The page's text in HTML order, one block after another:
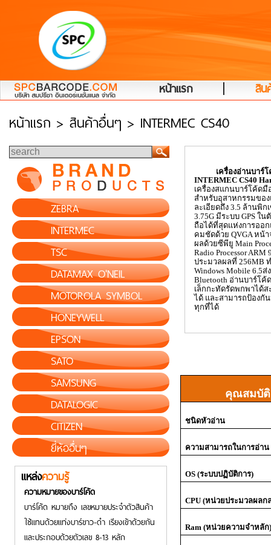
หน้าแรก | สิน
หน้าแรก > สินค้าอื่นๆ > INTERMEC CS40
ZEBRA
INTERMEC
TSC
DATAMAX O'NEIL
MOTOROLA SYMBOL
HONEYWELL
EPSON
SATO
SAMSUNG
DATALOGIC
CITIZEN
ยี่ห้ออื่นๆ
แหล่งความรู้
ความหมายของบาร์โค้ด
บาร์โค้ด หมายถึง เลขหมายประจำตัวสินค้า
ใช้แทนด้วยแท่งบาร์ขาว-ดำ เรียงเข้าด้วยกัน
และประกอบด้วยตัวเลข 8-13 หลัก
เครื่องอ่านบาร์โ
INTERMEC CS40
เครื่องสแกนบาร์โค้ดมื
สำหรับอุสาหกรรมขอ
ละเอียดถึง 3.5 ล้านพิ
3.75G มีระบบ GPS ใน
ถือได้ที่สุดแห่งการออ
คมชัดด้วย QVGAหน้า
ผลด้วยซีพียู Main
Radio Processor ARM
ประมวลผลที่ 256MB
Windows Mobile 6.5ส่
Bluetooth อ่านบาร์โค้
เล็กกะทัดรัดพกพาได้
ได้ และสามารถป้องกั
ทุกที่ได้
คุณสมบัติ
ชนิดหัวอ่าน
ความสามารถในการอ่าน
OS (ระบบปฏิบัติการ)
CPU (หน่วยประมวลผลก
Ram (หน่วยความจำหลัก